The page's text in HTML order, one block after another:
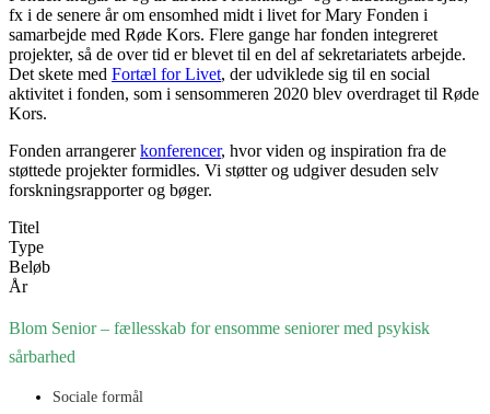
fx i de senere år om ensomhed midt i livet for Mary Fonden i
samarbejde med Røde Kors. Flere gange har fonden integreret
projekter, så de over tid er blevet til en del af sekretariatets arbejde.
Det skete med Fortæl for Livet, der udviklede sig til en social
aktivitet i fonden, som i sensommeren 2020 blev overdraget til Røde
Kors.
Fonden arrangererkonferencer, hvor viden og inspiration fra de
støttede projekter formidles. Vi støtter og udgiver desuden selv
forskningsrapporter og bøger.
Titel
Type
Beløb
År
Blom Senior – fællesskab for ensomme seniorer med psykisk
sårbarhed
Sociale formål